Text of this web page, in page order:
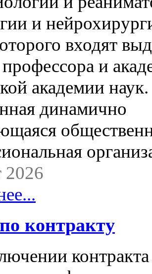
и
входят
и
академии
динамично
2026
контракту
контракта